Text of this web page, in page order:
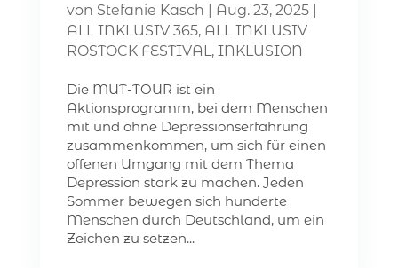
von Stefanie Kasch Aug. 23, 2025|
ALL INKLUSIV 365, ALL INKLUSIV
ROSTOCK FESTIVAL, INKLUSION
Die MUT-TOUR ist ein
Aktionsprogramm, bei dem Menschen
mit und ohne Depressionserfahrung
zusammenkommen, um sich für einen
offenen Umgang mit dem Thema
Depression stark zu machen. Jeden
Sommer bewegen sich hunderte
Menschen durch Deutschland, um ein
Zeichen zu setzen...